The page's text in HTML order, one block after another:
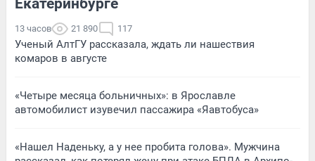
Екатеринбурге
13 часов 21 890 117
Ученый АлтГУ рассказала, ждать ли нашествия
комаров в августе
«Четыре месяца больничных»: в Ярославле
автомобилист изувечил пассажира «Яавтобуса»
«Нашел Наденьку, а у нее пробита голова». Мужчина